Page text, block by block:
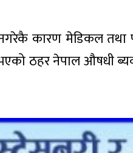
नगरेकै कारण मेडिकल
भएको ठहर नेपाल औषधी